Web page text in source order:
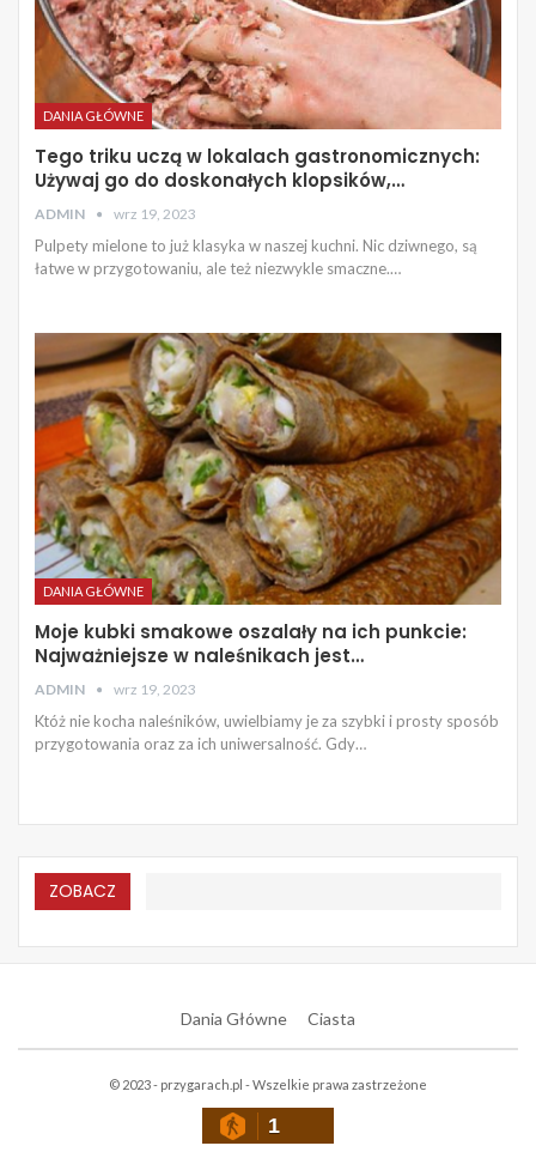
DANIA GŁÓWNE
Tego triku uczą w lokalach gastronomicznych:
Używaj go do doskonałych klopsików,…
ADMIN wrz 19, 2023
Pulpety mielone to już klasyka w naszej kuchni. Nic dziwnego, są
łatwe w przygotowaniu, ale też niezwykle smaczne.…
DANIA GŁÓWNE
Moje kubki smakowe oszalały na ich punkcie:
Najważniejsze w naleśnikach jest…
ADMIN wrz 19, 2023
Któż nie kocha naleśników, uwielbiamy je za szybki i prosty sposób
przygotowania oraz za ich uniwersalność. Gdy…
ZOBACZ
Dania Główne Ciasta
© 2023 - przygarach.pl - Wszelkie prawa zastrzeżone
1